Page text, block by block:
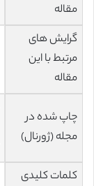
مقاله
گرایش های
مرتبط با این
مقاله
چاپ شده در
مجله (ژورنال)
کلمات کلیدی